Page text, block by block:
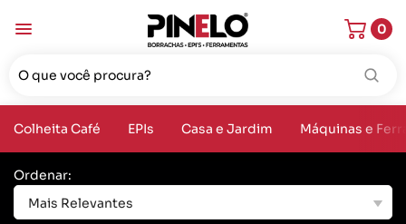
0
Colheita Café EPIs Casa e Jardim Máquinas e
Ordenar:
Mais Relevantes